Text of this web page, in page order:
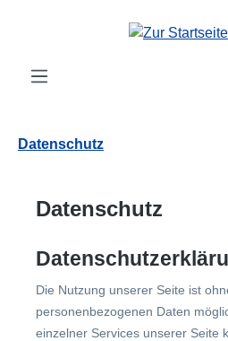
Zum Hauptinhalt springen
Datenschutz
Datenschutz
Die Nutzung unserer Seite ist
personenbezogenen Daten
einzelner Services unserer Seite